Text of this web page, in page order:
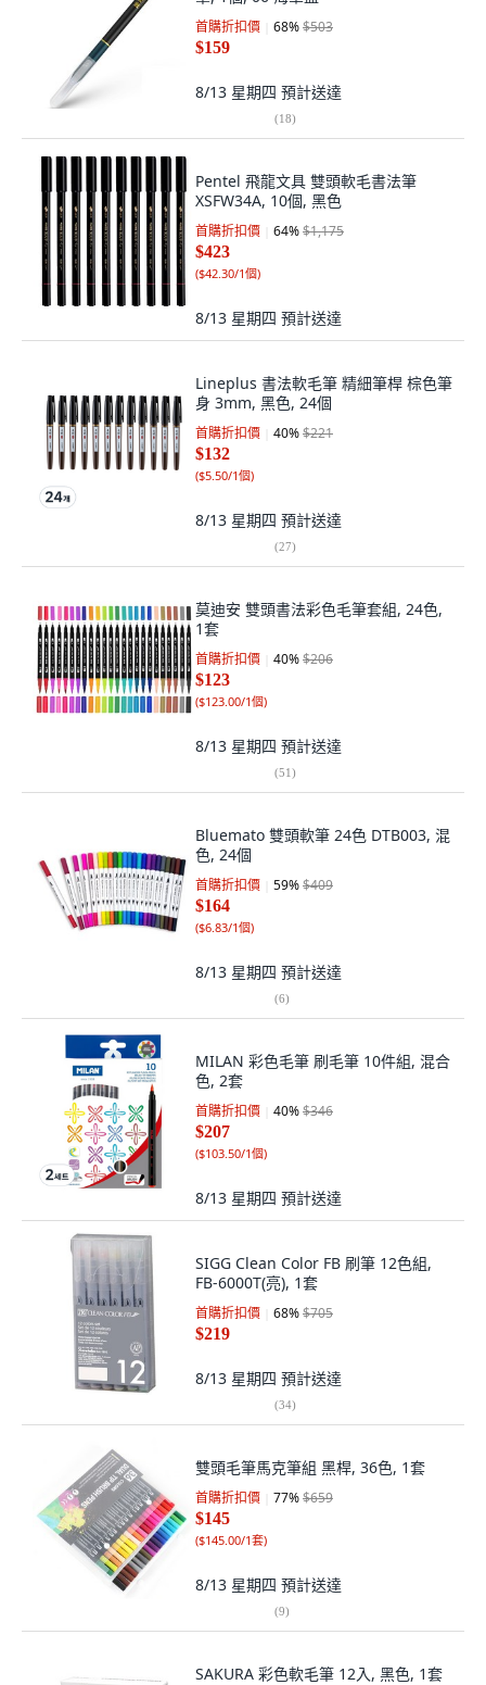
首購折扣價 68%$503
$159
8/13 星期四 預計送達
(18)
Pentel 飛龍文具 雙頭軟毛書法筆
XSFW34A, 10個, 黑色
首購折扣價 64%$1,175
$423
($42.30/1個)
8/13 星期四 預計送達
Lineplus 書法軟毛筆 精細筆桿 棕色筆
身 3mm, 黑色, 24個
首購折扣價 40%$221
$132
($5.50/1個)
8/13 星期四 預計送達
(27)
莫迪安 雙頭書法彩色毛筆套組, 24色,
1套
首購折扣價 40%$206
$123
($123.00/1個)
8/13 星期四 預計送達
(51)
Bluemato 雙頭軟筆 24色 DTB003, 混
色, 24個
首購折扣價 59%$409
$164
($6.83/1個)
8/13 星期四 預計送達
(6)
MILAN 彩色毛筆 刷毛筆 10件組, 混合
色, 2套
首購折扣價 40%$346
$207
($103.50/1個)
8/13 星期四 預計送達
SIGG Clean Color FB 刷筆 12色組,
FB-6000T(亮), 1套
首購折扣價 68%$705
$219
8/13 星期四 預計送達
(34)
雙頭毛筆馬克筆組 黑桿, 36色, 1套
首購折扣價 77%$659
$145
($145.00/1套)
8/13 星期四 預計送達
(9)
SAKURA 彩色軟毛筆 12入, 黑色, 1套